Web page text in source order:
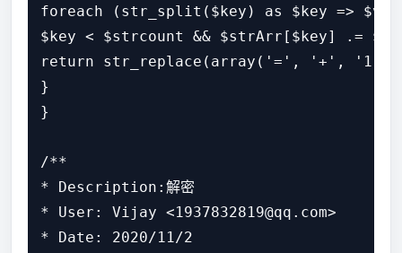
foreach (str_split($key) as $key =>
$key < $strcount && $strArr[$key] .=
return str_replace(array('=', '+', '1'),
}
}
/**
* Description:解密
* User: Vijay <1937832819@qq.com>
* Date: 2020/11/2